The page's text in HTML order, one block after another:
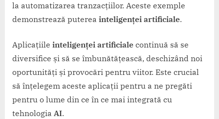
la automatizarea tranzacțiilor. Aceste exemple
demonstrează puterea inteligenței artificiale.
Aplicațiile inteligenței artificiale continuă să se
diversifice și să se îmbunătățească, deschizând noi
oportunități și provocări pentru viitor. Este crucial
să înțelegem aceste aplicații pentru a ne pregăti
pentru o lume din ce în ce mai integrată cu
tehnologia AI.